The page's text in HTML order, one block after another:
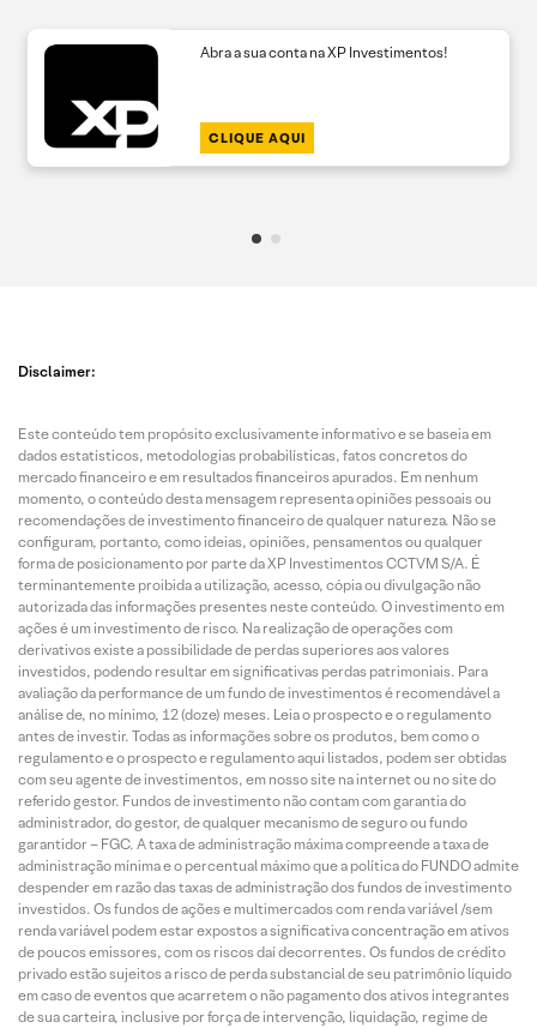
Abra a sua conta na XP Investimentos!
CLIQUE AQUI
Disclaimer:
Este conteúdo tem propósito exclusivamente informativo e se baseia em
dados estatísticos, metodologias probabilísticas, fatos concretos do
mercado financeiro e em resultados financeiros apurados. Em nenhum
momento, o conteúdo desta mensagem representa opiniões pessoais ou
recomendações de investimento financeiro de qualquer natureza. Não se
configuram, portanto, como ideias, opiniões, pensamentos ou qualquer
forma de posicionamento por parte da XP Investimentos CCTVM S/A. É
terminantemente proibida a utilização, acesso, cópia ou divulgação não
autorizada das informações presentes neste conteúdo. O investimento em
ações é um investimento de risco. Na realização de operações com
derivativos existe a possibilidade de perdas superiores aos valores
investidos, podendo resultar em significativas perdas patrimoniais. Para
avaliação da performance de um fundo de investimentos é recomendável a
análise de, no mínimo, 12 (doze) meses. Leia o prospecto e o regulamento
antes de investir. Todas as informações sobre os produtos, bem como o
regulamento e o prospecto e regulamento aqui listados, podem ser obtidas
com seu agente de investimentos, em nosso site na internet ou no site do
referido gestor. Fundos de investimento não contam com garantia do
administrador, do gestor, de qualquer mecanismo de seguro ou fundo
garantidor – FGC. A taxa de administração máxima compreende a taxa de
administração mínima e o percentual máximo que a política do FUNDO admite
despender em razão das taxas de administração dos fundos de investimento
investidos. Os fundos de ações e multimercados com renda variável /sem
renda variável podem estar expostos a significativa concentração em ativos
de poucos emissores, com os riscos daí decorrentes. Os fundos de crédito
privado estão sujeitos a risco de perda substancial de seu patrimônio líquido
em caso de eventos que acarretem o não pagamento dos ativos integrantes
de sua carteira, inclusive por força de intervenção, liquidação, regime de